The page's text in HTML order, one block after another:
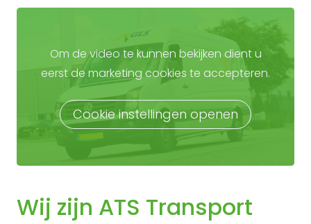
Om de video te kunnen bekijken dient u
eerst de marketing cookies te accepteren.
Cookie instellingen openen
Wij zijn ATS Transport